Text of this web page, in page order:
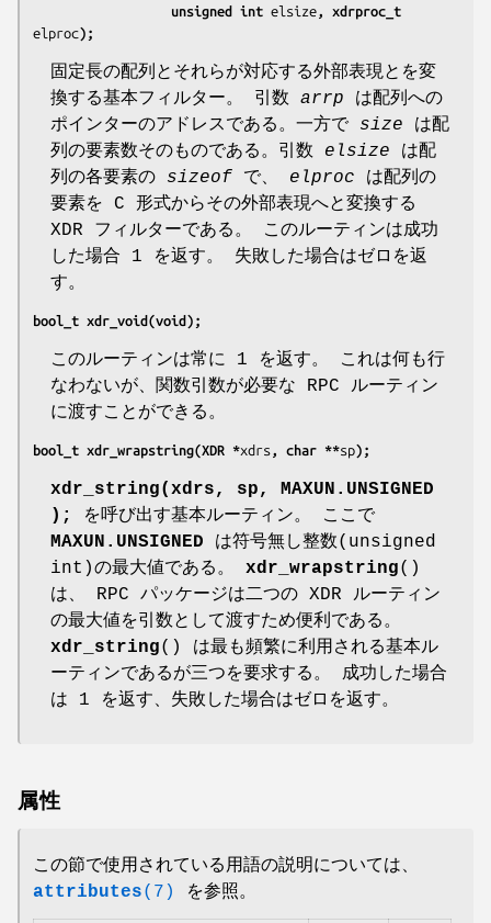
                  unsigned int
elsize
elproc);
固定長の配列とそれらが対応する外部表現とを変
換する基本フィルター。 引数 arrp は配列への
ポインターのアドレスである。一方で size は配
列の要素数そのものである。引数 elsize は配
列の各要素の sizeof で、 elproc は配列の
要素を C 形式からその外部表現へと変換する
XDR フィルターである。 このルーティンは成功
した場合 1 を返す。 失敗した場合はゼロを返
す。
bool_t xdr_void(void);
このルーティンは常に 1 を返す。 これは何も行
なわないが、関数引数が必要な RPC ルーティン
に渡すことができる。
bool_t xdr_wrapstring(XDR *xdrs , char **sp);
xdr_string(xdrs, sp, MAXUN.UNSIGNED
);
を呼び出す基本ルーティン。 ここで
MAXUN.UNSIGNED は符号無し整数(unsigned
int)の最大値である。 xdr_wrapstring()
は、 RPC パッケージは二つの XDR ルーティン
の最大値を引数として渡すため便利である。
xdr_string() は最も頻繁に利用される基本ル
ーティンであるが三つを要求する。 成功した場合
は 1 を返す、失敗した場合はゼロを返す。
属性
この節で使用されている用語の説明については、
attributes(7) を参照。